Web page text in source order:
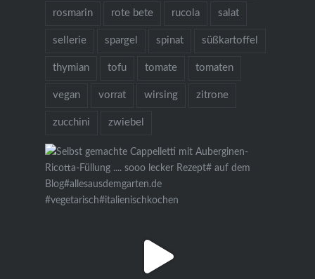
rosmarin rote bete rucola salat
sellerie spargel spinat süßkartoffel
thymian tofu tomate tomaten
vegan vorrat wirsing zitrone
zucchini zwiebel